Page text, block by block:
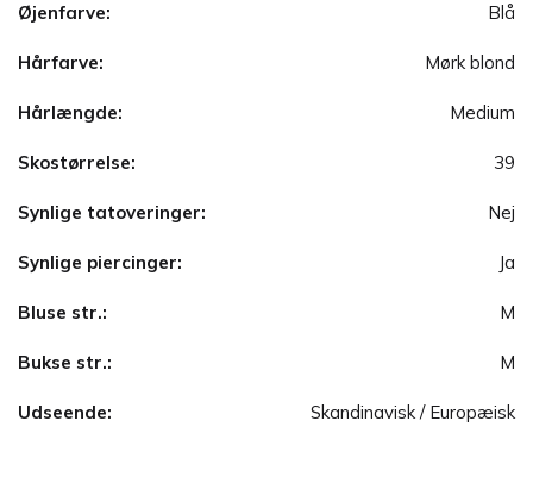
Øjenfarve: Blå
Hårfarve: Mørk blond
Hårlængde: Medium
Skostørrelse: 39
Synlige tatoveringer: Nej
Synlige piercinger: Ja
Bluse str.: M
Bukse str.: M
Udseende: Skandinavisk / Europæisk